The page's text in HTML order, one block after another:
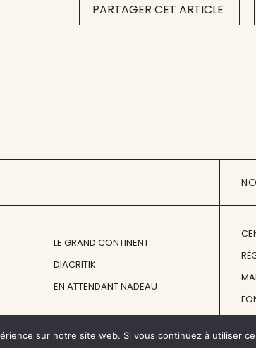
PARTAGER CET ARTICLE
LE GRAND CONTINENT
DIACRITIK
EN ATTENDANT NADEAU
sur notre site web. Si vous continuez à utiliser